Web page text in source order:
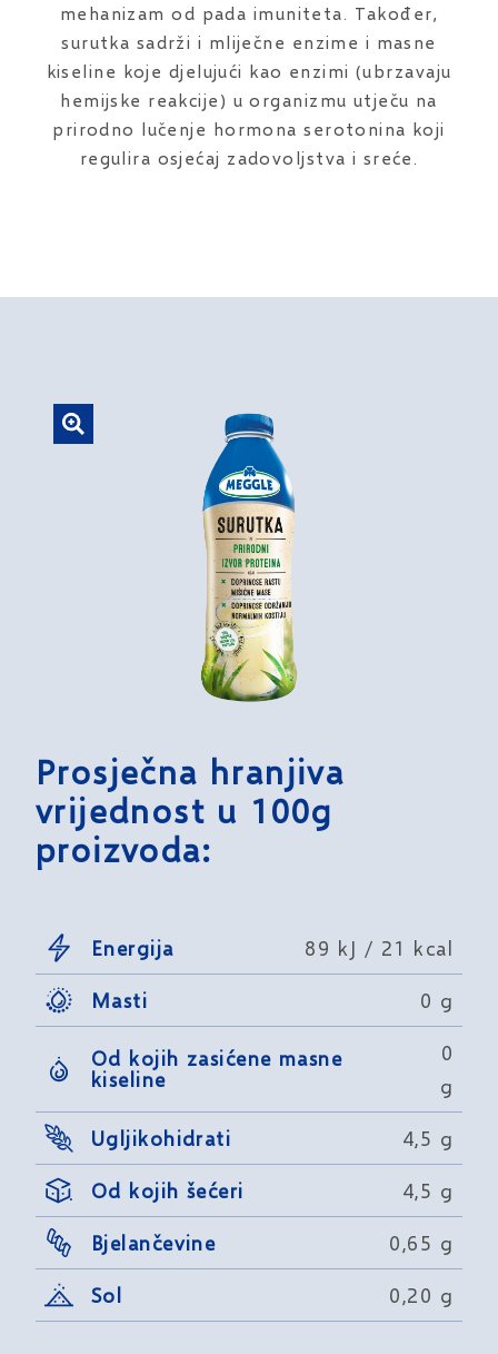
mehanizam od pada imuniteta. Također,
surutka sadrži i mliječne enzime i masne
kiseline koje djelujući kao enzimi (ubrzavaju
hemijske reakcije) u organizmu utječu na
prirodno lučenje hormona serotonina koji
regulira osjećaj zadovoljstva i sreće.
Prosječna hranjiva
vrijednost u 100g
proizvoda:
Energija 89 kJ / 21 kcal
Masti 0 g
Od kojih zasićene masne
kiseline
0
g
Ugljikohidrati 4,5 g
Od kojih šećeri 4,5 g
Bjelančevine 0,65 g
Sol 0,20 g